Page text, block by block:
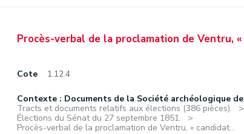
Procès-verbal de la proclamation de Ventru,
Cote 1.12.4
Contexte : Documents de la Société archéologique
Tracts et documents relatifs aux élections (386 pièces).
Élections du Sénat du 27 septembre 1851.
Procès-verbal de la proclamation de Ventru, « candidat...